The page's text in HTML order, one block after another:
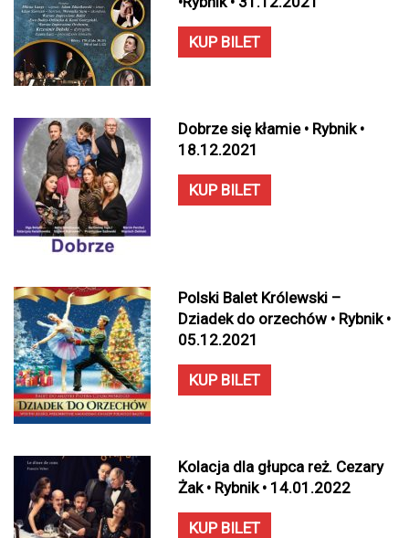
KUP BILET
Dobrze się kłamie • Rybnik •
18.12.2021
KUP BILET
Polski Balet Królewski –
Dziadek do orzechów • Rybnik •
05.12.2021
KUP BILET
Kolacja dla głupca reż. Cezary
Żak • Rybnik • 14.01.2022
KUP BILET